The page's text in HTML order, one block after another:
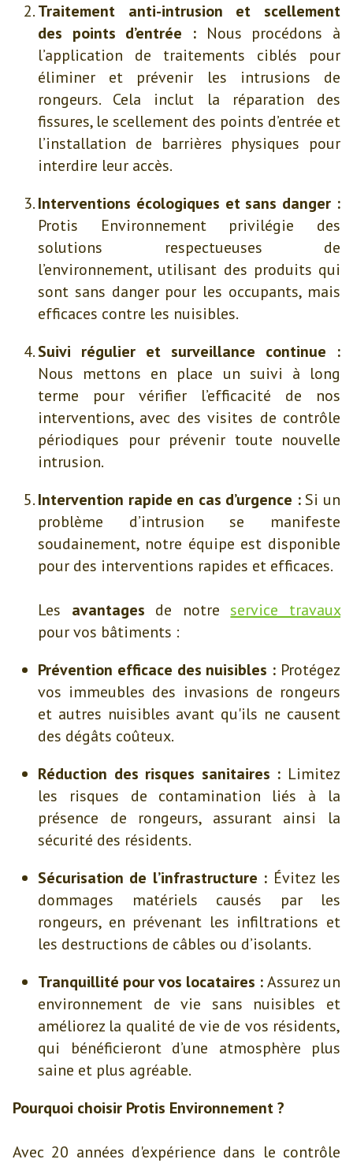
Traitement anti-intrusion et scellement
des points d’entrée : Nous procédons à
l’application de traitements ciblés pour
éliminer et prévenir les intrusions de
rongeurs. Cela inclut la réparation des
fissures, le scellement des points d’entrée et
l’installation de barrières physiques pour
interdire leur accès.
Interventions écologiques et sans danger :
Protis Environnement privilégie des
solutions respectueuses de
l’environnement, utilisant des produits qui
sont sans danger pour les occupants, mais
efficaces contre les nuisibles.
Suivi régulier et surveillance continue :
Nous mettons en place un suivi à long
terme pour vérifier l’efficacité de nos
interventions, avec des visites de contrôle
périodiques pour prévenir toute nouvelle
intrusion.
Intervention rapide en cas d’urgence :Si un
problème d’intrusion se manifeste
soudainement, notre équipe est disponible
pour des interventions rapides et efficaces.
Les avantages de notreservice travaux
pour vos bâtiments :
Prévention efficace des nuisibles : Protégez
vos immeubles des invasions de rongeurs
et autres nuisibles avant qu'ils ne causent
des dégâts coûteux.
Réduction des risques sanitaires : Limitez
les risques de contamination liés à la
présence de rongeurs, assurant ainsi la
sécurité des résidents.
Sécurisation de l’infrastructure : Évitez les
dommages matériels causés par les
rongeurs, en prévenant les infiltrations et
les destructions de câbles ou d’isolants.
Tranquillité pour vos locataires :Assurez un
environnement de vie sans nuisibles et
améliorez la qualité de vie de vos résidents,
qui bénéficieront d’une atmosphère plus
saine et plus agréable.
Pourquoi choisir Protis Environnement ?
Avec 20 années d'expérience dans le contrôle